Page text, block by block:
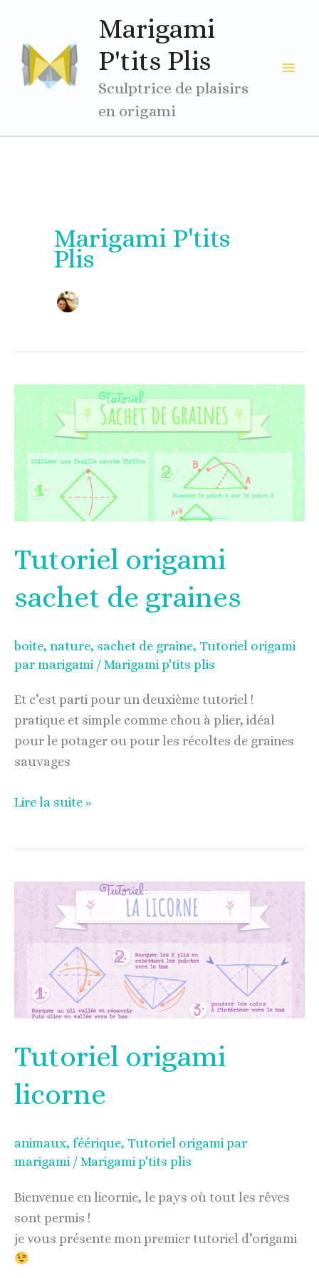
contenu
Marigami
P'tits Plis
Sculptrice de plaisirs
en origami
Marigami P'tits
Plis
Tutoriel origami
sachet de graines
boite, nature, sachet de graine, Tutoriel origami
par marigami /Marigami p'tits plis
Et c’est parti pour un deuxième tutoriel !
pratique et simple comme chou à plier, idéal
pour le potager ou pour les récoltes de graines
sauvages
Tutoriel
origami
sachet
de
Lire la suite »
Tutoriel origami
licorne
animaux, féérique, Tutoriel origami par
marigami /Marigami p'tits plis
Bienvenue en licornie, le pays où tout les rêves
sont permis !
je vous présente mon premier tutoriel d’origami
origami